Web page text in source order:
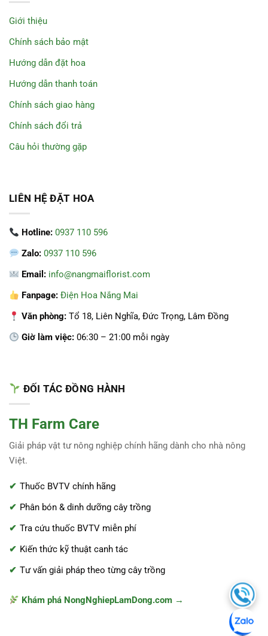
Giới thiệu
Chính sách bảo mật
Hướng dẫn đặt hoa
Hướng dẫn thanh toán
Chính sách giao hàng
Chính sách đổi trả
Câu hỏi thường gặp
LIÊN HỆ ĐẶT HOA
Hotline: 0937 110 596
Zalo: 0937 110 596
Email: info@nangmaiflorist.com
Fanpage: Điện Hoa Nắng Mai
Văn phòng: Tổ 18, Liên Nghĩa, Đức Trọng, Lâm Đồng
Giờ làm việc: 06:30 – 21:00 mỗi ngày
ĐỐI TÁC ĐỒNG HÀNH
TH Farm Care
Giải pháp vật tư nông nghiệp chính hãng dành cho nhà nông
Việt.
Thuốc BVTV chính hãng
Phân bón & dinh dưỡng cây trồng
Tra cứu thuốc BVTV miễn phí
Kiến thức kỹ thuật canh tác
Tư vấn giải pháp theo từng cây trồng
Khám phá NongNghiepLamDong.com →